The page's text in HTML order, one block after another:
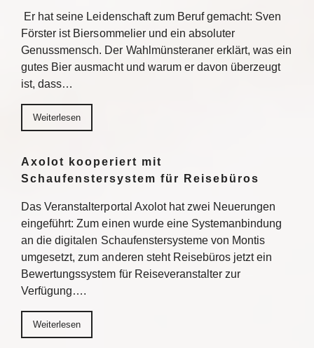
Er hat seine Leidenschaft zum Beruf gemacht: Sven
Förster ist Biersommelier und ein absoluter
Genussmensch. Der Wahlmünsteraner erklärt, was ein
gutes Bier ausmacht und warum er davon überzeugt
ist, dass…
Weiterlesen
Axolot kooperiert mit
Schaufenstersystem für Reisebüros
Das Veranstalterportal Axolot hat zwei Neuerungen
eingeführt: Zum einen wurde eine Systemanbindung
an die digitalen Schaufenstersysteme von Montis
umgesetzt, zum anderen steht Reisebüros jetzt ein
Bewertungssystem für Reiseveranstalter zur
Verfügung….
Weiterlesen